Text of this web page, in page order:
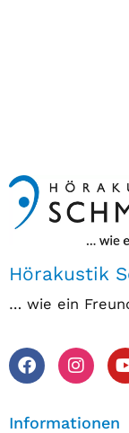
Hörakustik
… wie ein
Informationen